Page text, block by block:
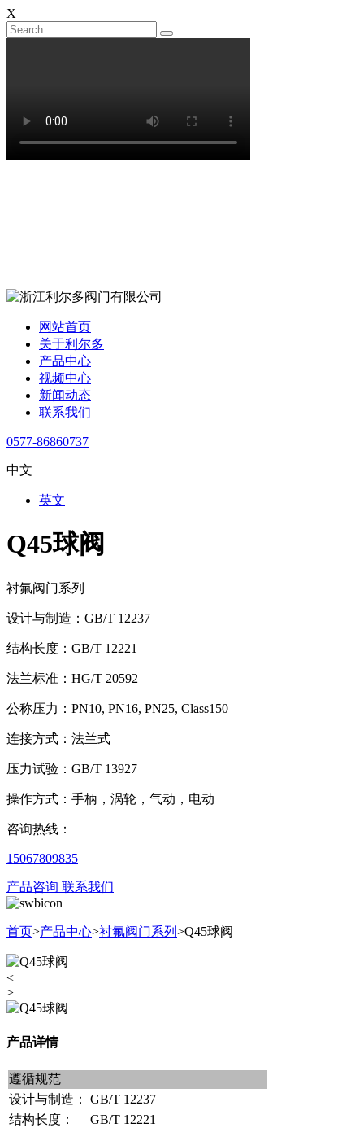
X
网站首页
关于利尔多
产品中心
视频中心
新闻动态
联系我们
0577-86860737
中文
英文
Q45球阀
衬氟阀门系列
设计与制造：GB/T 12237
结构长度：GB/T 12221
法兰标准：HG/T 20592
公称压力：PN10, PN16, PN25, Class150
连接方式：法兰式
压力试验：GB/T 13927
操作方式：手柄，涡轮，气动，电动
咨询热线：
15067809835
产品咨询 联系我们
首页>产品中心>衬氟阀门系列 >Q45球阀
<
>
产品详情
遵循规范
设计与制造：
GB/T 12237
结构长度：
GB/T 12221